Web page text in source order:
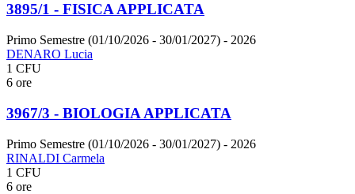
3895/1 - FISICA APPLICATA
Primo Semestre (01/10/2026 - 30/01/2027) - 2026
DENARO Lucia
1 CFU
6 ore
3967/3 - BIOLOGIA APPLICATA
Primo Semestre (01/10/2026 - 30/01/2027) - 2026
RINALDI Carmela
1 CFU
6 ore